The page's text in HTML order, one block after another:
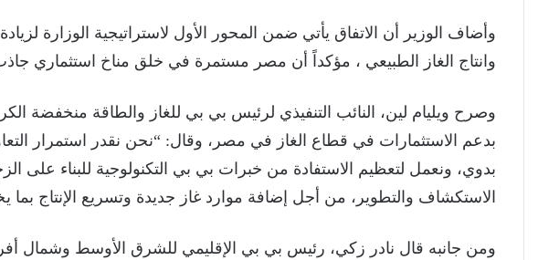
وأضاف الوزير أن الاتفاق يأتي ضمن المحور الأول لاستراتيجية الوزارة
وانتاج الغاز الطبيعي ، مؤكداً أن مصر مستمرة في خلق مناخ استثماري
وصرح ويليام لين، النائب التنفيذي لرئيس بي بي للغاز والطاقة منخفضة
بدعم الاستثمارات في قطاع الغاز في مصر، وقال: “نحن نقدر استمرار
بدوي، ونعمل لتعظيم الاستفادة من خبرات بي بي التكنولوجية للبناء
الاستكشاف والتطوير، من أجل إضافة موارد غاز جديدة وتسريع الإنتاج بما
ومن جانبه قال نادر زكي، رئيس بي بي الإقليمي للشرق الأوسط وشمال